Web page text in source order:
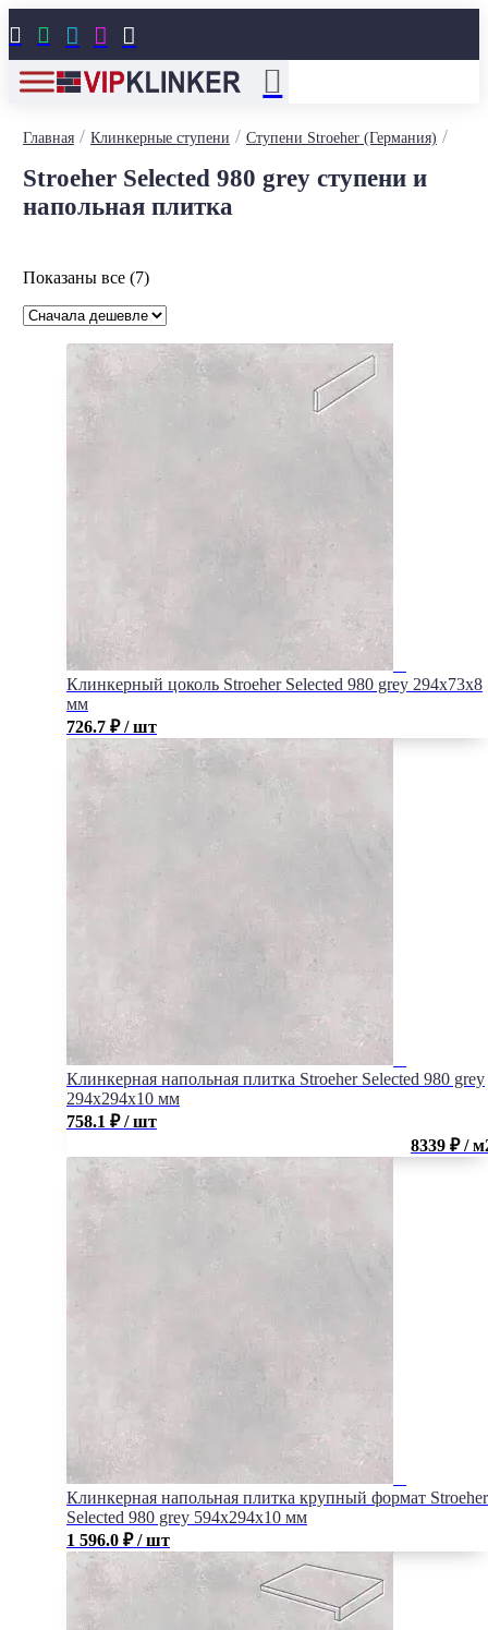
    
Главная/ Клинкерные ступени / Ступени Stroeher (Германия) /
Stroeher Selected 980 grey ступени и
напольная плитка
Показаны все (7)Цены:
возрастанию
Клинкерный цоколь Stroeher Selected 980 grey 294х73х8
мм
726.7 ₽ / шт
Клинкерная напольная плитка Stroeher Selected 980 grey
294х294х10 мм
758.1 ₽ / шт
8339 ₽ /
Клинкерная напольная плитка крупный формат Stroeher
Selected 980 grey 594х294х10 мм
1 596.0 ₽ / шт